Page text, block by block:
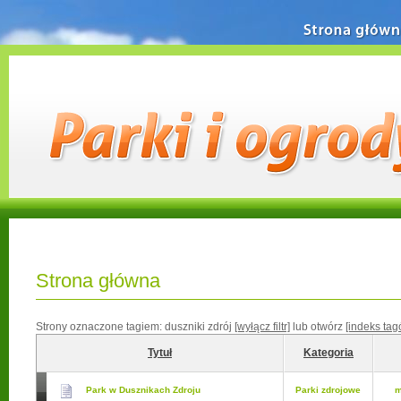
Strona główna
Strony oznaczone tagiem: duszniki zdrój [wyłącz filtr] lub otwórz [indeks
Tytuł Kategoria
Park w Dusznikach Zdroju Parki zdrojowe
Strona główna